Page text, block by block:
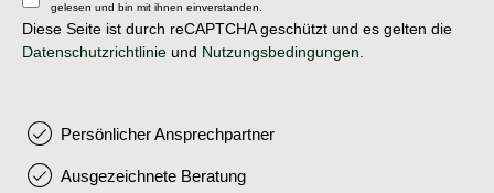
gelesen und bin mit ihnen einverstanden.
Diese Seite ist durch reCAPTCHA geschützt und es gelten die
Datenschutzrichtlinie und Nutzungsbedingungen
Persönlicher Ansprechpartner
Ausgezeichnete Beratung